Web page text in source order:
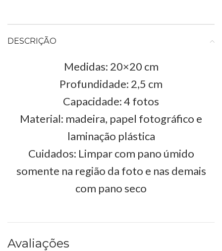
DESCRIÇÃO
Medidas: 20×20 cm
Profundidade: 2,5 cm
Capacidade: 4 fotos
Material: madeira, papel fotográfico e
laminação plástica
Cuidados: Limpar com pano úmido
somente na região da foto e nas demais
com pano seco
Avaliações